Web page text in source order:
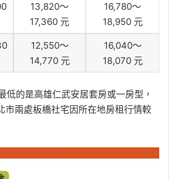
13,820～
17,360 元
16,780～
18,950 元
12,550～
14,770 元
16,040～
18,070 元
低的是高雄仁武安居套房或一房型，
市兩處板橋社宅因所在地房租行情較